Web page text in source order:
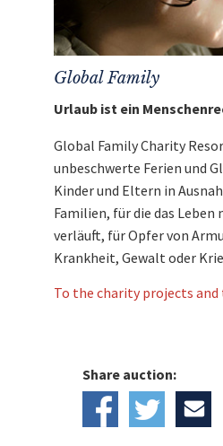
Global Family
Urlaub ist ein
Global Family Charity
unbeschwerte Ferien und
Kinder und Eltern in
Familien, für die das
verläuft, für Opfer von
Krankheit, Gewalt oder
To the charity projects
Share auction: